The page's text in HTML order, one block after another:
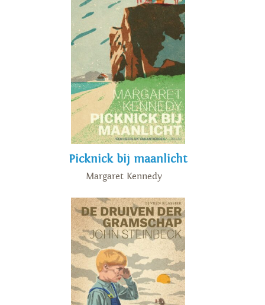
Picknick bij maanlicht
Margaret Kennedy